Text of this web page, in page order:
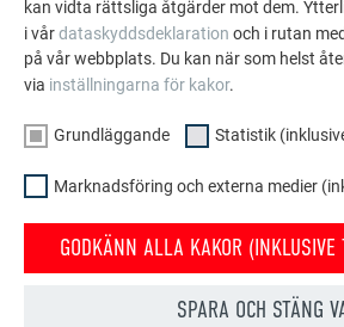
kan vidta rättsliga åtgärder mot dem.
i vårdataskyddsdeklaration och i rutan med
på vår webbplats. Du kan när som helst
via inställningarna för kakor.
Grundläggande Statistik
Marknadsföring och externa medier
GODKÄNN ALLA KAKOR
SPARA OCH STÄNG